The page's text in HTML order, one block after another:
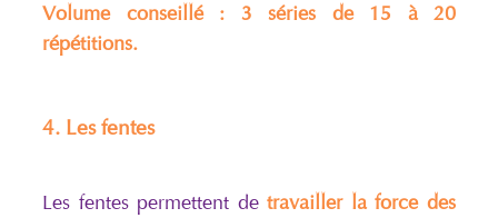
Volume conseillé : 3 séries de 15 à 20
répétitions.
4. Les fentes
Les fentes permettent detravailler la force des